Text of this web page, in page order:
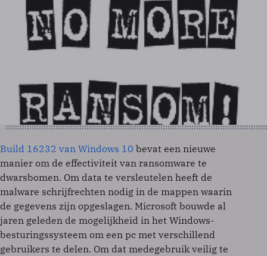
Build 16232 van Windows 10 bevat een nieuwe
manier om de effectiviteit van ransomware te
dwarsbomen. Om data te versleutelen heeft de
malware schrijfrechten nodig in de mappen waarin
de gegevens zijn opgeslagen. Microsoft bouwde al
jaren geleden de mogelijkheid in het Windows-
besturingssysteem om een pc met verschillend
gebruikers te delen. Om dat medegebruik veilig te